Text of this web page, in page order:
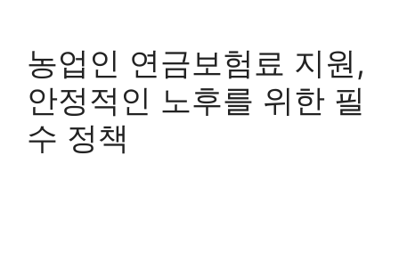
농업인 연금보험료 지원,
안정적인 노후를 위한 필
수 정책